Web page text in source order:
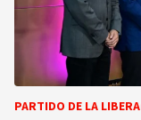
PARTIDO DE LA